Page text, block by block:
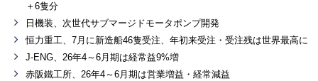
＋6隻分
日機装、次世代サブマージドモータポンプ開発
恒力重工、7月に新造船46隻受注、年初来受注・受注残は世界最高に
J-ENG、26年4～6月期は経常益9%増
赤阪鐵工所、26年4～6月期は営業増益・経常減益